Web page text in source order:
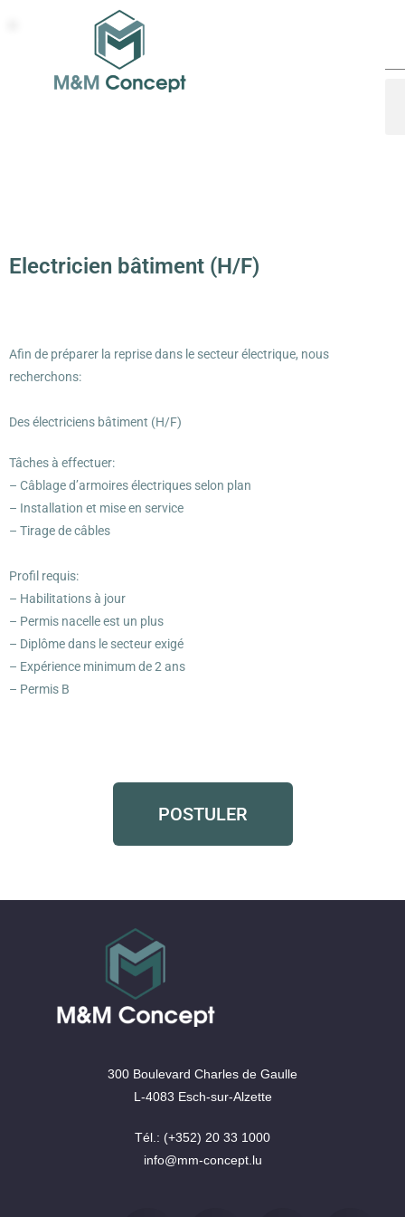
Electricien bâtiment (H/F)
Afin de préparer la reprise dans le secteur électrique, nous
recherchons:
Des électriciens bâtiment (H/F)
Tâches à effectuer:
– Câblage d’armoires électriques selon plan
– Installation et mise en service
– Tirage de câbles
Profil requis:
– Habilitations à jour
– Permis nacelle est un plus
– Diplôme dans le secteur exigé
– Expérience minimum de 2 ans
– Permis B
POSTULER
300 Boulevard Charles de Gaulle
L-4083 Esch-sur-Alzette
Tél.: (+352) 20 33 1000
info@mm-concept.lu